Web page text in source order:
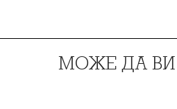
МОЖЕ ДА